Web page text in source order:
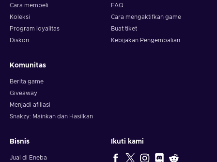
Cara membeli
Koleksi
Program loyalitas
Diskon
FAQ
Cara mengaktifkan game
Buat tiket
Kebijakan Pengembalian
Komunitas
Berita game
Giveaway
Menjadi afiliasi
Snakzy: Mainkan dan Hasilkan
Bisnis
Jual di Eneba
Ikuti kami